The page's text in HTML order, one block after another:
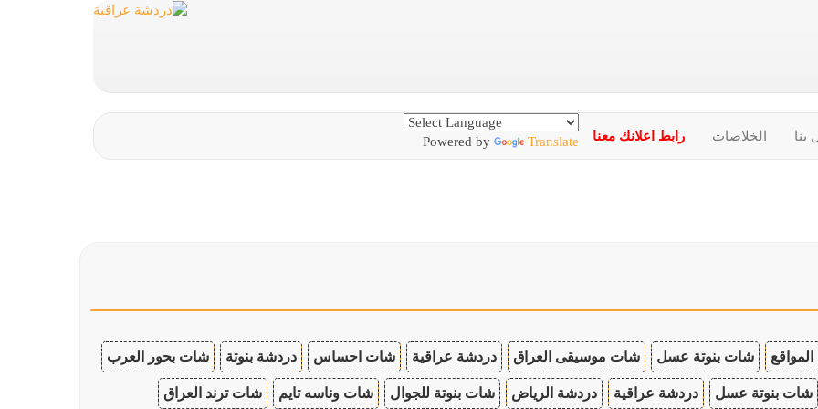
بنا الخلاصات رابط اعلانك معنا Powered by Translate
شات بنوتة عسل شات موسيقى العراق دردشة عراقية شات احساس دردشة بنوتة شات بحور العرب
شات بنوتة عسل دردشة عراقية دردشة الرياض شات بنوتة للجوال شات وناسه تايم شات ترند العراق